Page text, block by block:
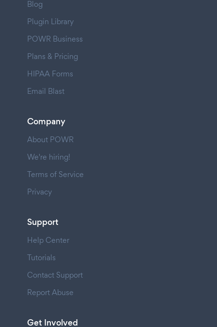
Blog
Plugin Library
POWR Business
Plans & Pricing
HIPAA Forms
Email Blast
Company
About POWR
We're hiring!
Terms of Service
Privacy
Support
Help Center
Tutorials
Contact Support
Report Abuse
Get Involved